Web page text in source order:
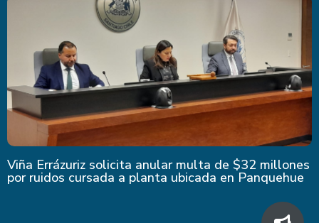
Viña Errázuriz solicita anular multa de $32 millones
por ruidos cursada a planta ubicada en Panquehue